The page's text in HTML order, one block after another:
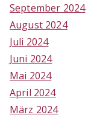
September 2024
August 2024
Juli 2024
Juni 2024
Mai 2024
April 2024
März 2024